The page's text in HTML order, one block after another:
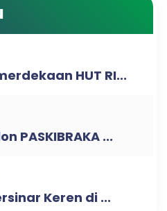
HUT RI...
PASKIBRAKA ...
Keren di ...